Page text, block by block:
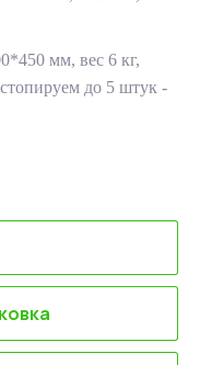
мм, вес 6 кг,
до 5 штук -